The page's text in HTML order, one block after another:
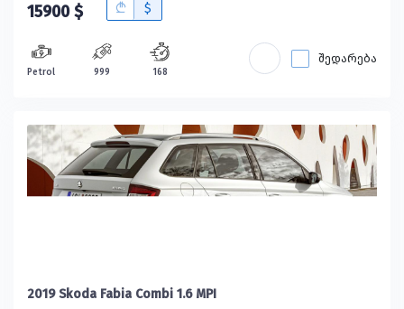
15900 $ B $
Petrol 999 168
შედარება
2019 Skoda Fabia Combi 1.6 MPI